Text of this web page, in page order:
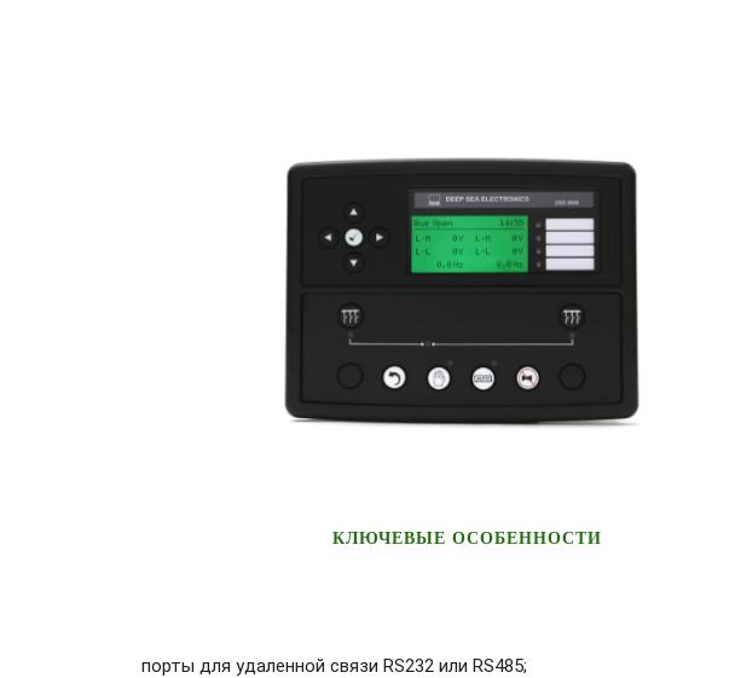
КЛЮЧЕВЫЕ ОСОБЕННОСТИ
порты для удаленной связи RS232 или RS485;